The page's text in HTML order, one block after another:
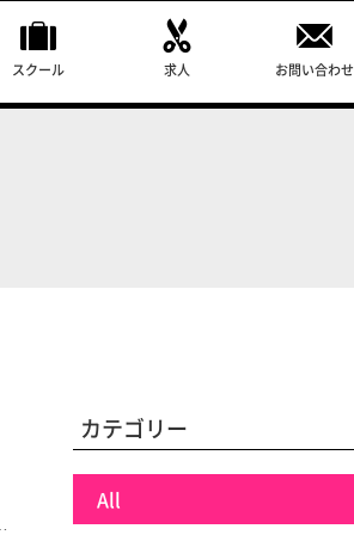
スクール 求人 お問い合わせ
カテゴリー
All